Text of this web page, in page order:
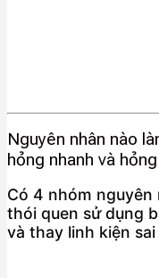
Nguyên nhân nào
hỏng nhanh và
Có 4 nhóm
thói quen sử dụng
và thay linh kiện